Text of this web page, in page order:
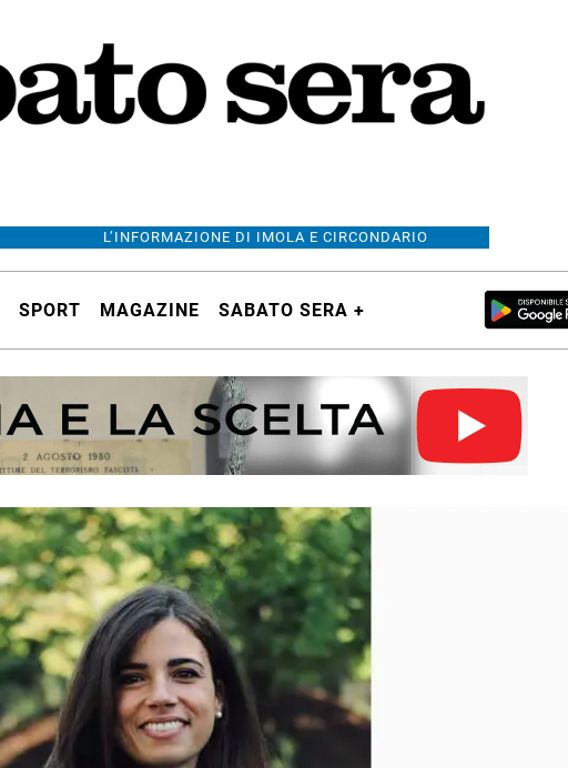
L’INFORMAZIONE DI IMOLA E CIRCONDARIO
SPORT MAGAZINE SABATO SERA +